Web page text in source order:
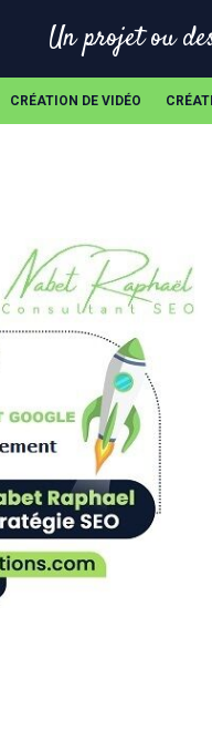
Un projet ou
CRÉATION DE VIDÉO